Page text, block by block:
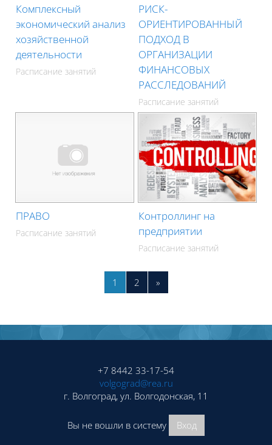
Комплексный
экономический анализ
хозяйственной
деятельности
Расписание занятий
РИСК-
ОРИЕНТИРОВАННЫЙ
ПОДХОД В
ОРГАНИЗАЦИИ
ФИНАНСОВЫХ
РАССЛЕДОВАНИЙ
Расписание занятий
ПРАВО
Расписание занятий
Контроллинг на
предприятии
Расписание занятий
1 Страница 1
2 Страница 2
»Следующая страница
Блоки
+7 8442 33-17-54
volgograd@rea.ru
г. Волгоград, ул. Волгодонская, 11
Вы не вошли в систему Вход